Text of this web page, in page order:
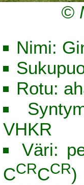
©
Nimi:
Rotu:
VHKR
Väri:
CCRCCR)